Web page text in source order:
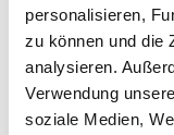
personalisieren,
zu können und die
analysieren.
Verwendung
soziale Medien,
Bitte geben